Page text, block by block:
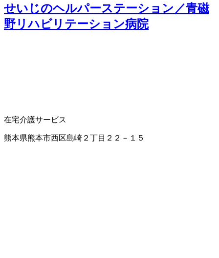
せいじのヘルパーステーション／青磁
野リハビリテーション病院
在宅介護サービス
熊本県熊本市西区島崎２丁目２２－１５